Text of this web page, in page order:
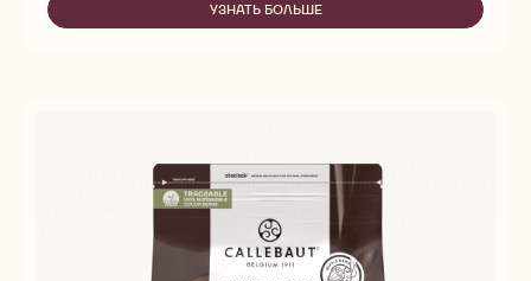
УЗНАТЬ БОЛЬШЕ
-